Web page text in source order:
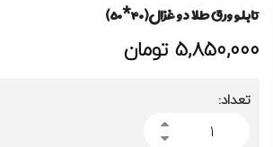
تابلو ورق طلا دو غزال(۴۰*۵۰)
5,850,000تومان
تعداد: